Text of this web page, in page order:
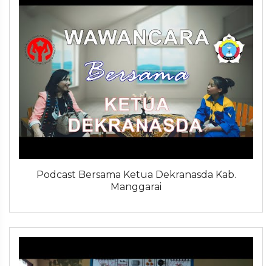
Podcast Bersama Ketua Dekranasda Kab.
Manggarai